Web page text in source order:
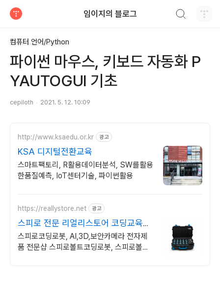
임이지의 블로그
컴퓨터 언어/Python
파이썬 마우스, 키보드 자동화 P
YAUTOGUI 기초
cepiloth 2021. 5. 12. 10:09
http://www.ksaedu.or.kr 광고
KSA 디지털전환교육
스마트팩토리, R활용데이터분석, SW를활용
한품질예측, IoT센터기술, 파이썬활용
https://reallystore.net 광고
스피로 전문 리얼리스토어 코딩교육을
쉽고 재밌게
스피로코딩로봇, AI,3D,보안카메라 전자제
품 전문샵 스피로볼트코딩로봇, 스피로볼트